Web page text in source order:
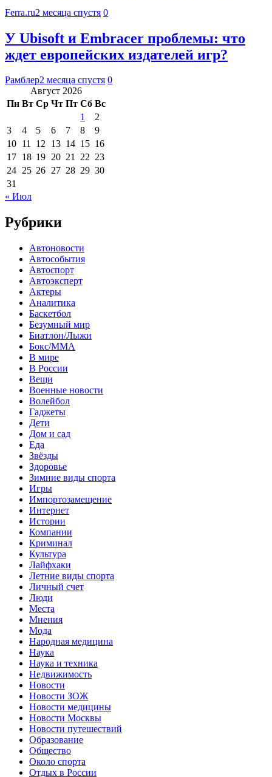
Ferra.ru2 месяца спустя 0
У Ubisoft и Embracer проблемы: что
ждет европейских издателей игр?
Рамблер2 месяца спустя 0
Август 2026
Пн Вт Ср Чт Пт Сб Вс
1
2
3
4 5 6 7 8
9
10 11 12 13 14 15 16
17 18 19 20 21 22 23
24 25 26 27 28 29 30
31
« Июл
Рубрики
Автоновости
Автособытия
Автоспорт
Автоэксперт
Актеры
Аналитика
Баскетбол
Безумный мир
Биатлон/Лыжи
Бокс/MMA
В мире
В России
Вещи
Военные новости
Волейбол
Гаджеты
Дети
Дом и сад
Еда
Звёзды
Здоровье
Зимние виды спорта
Игры
Импортозамещение
Интернет
Истории
Компании
Криминал
Культура
Лайфхаки
Летние виды спорта
Личный счет
Люди
Места
Мнения
Мода
Народная медицина
Наука
Наука и техника
Недвижимость
Новости
Новости ЗОЖ
Новости медицины
Новости Москвы
Новости путешествий
Образование
Общество
Около спорта
Отдых в России